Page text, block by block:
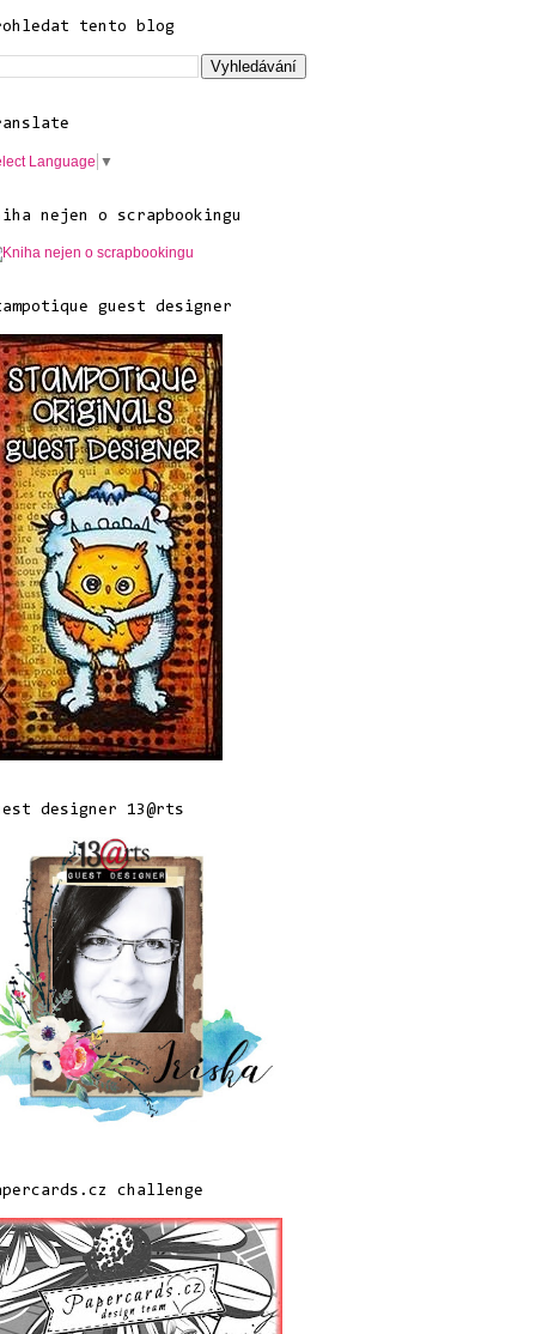
tento blog
Language ▼
nejen o scrapbookingu
guest designer
designer 13@rts
challenge